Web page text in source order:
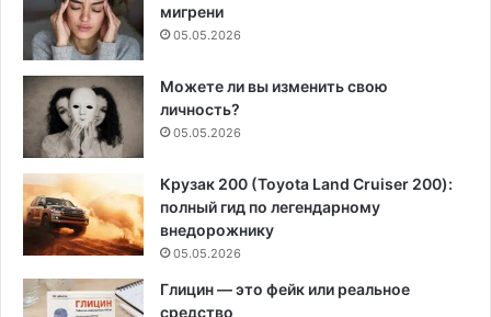
мигрени
05.05.2026
Можете ли вы изменить свою
личность?
05.05.2026
Крузак 200 (Toyota Land Cruiser 200):
полный гид по легендарному
внедорожнику
05.05.2026
Глицин — это фейк или реальное
средство